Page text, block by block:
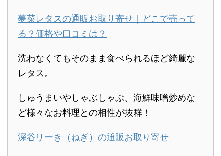
夢菜レタスの通販お取り寄せ｜どこで売って
る？価格や口コミは？
洗わなくてもそのまま食べられるほど綺麗な
レタス。
しゅうまいやしゃぶしゃぶ、海鮮味噌炒めな
ど様々なお料理との相性が抜群！
深谷リーき（ねぎ）の通販お取り寄せ